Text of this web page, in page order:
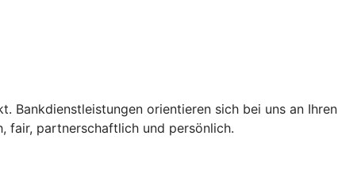
Bankdienstleistungen orientieren sich bei uns an
fair, partnerschaftlich und persönlich.